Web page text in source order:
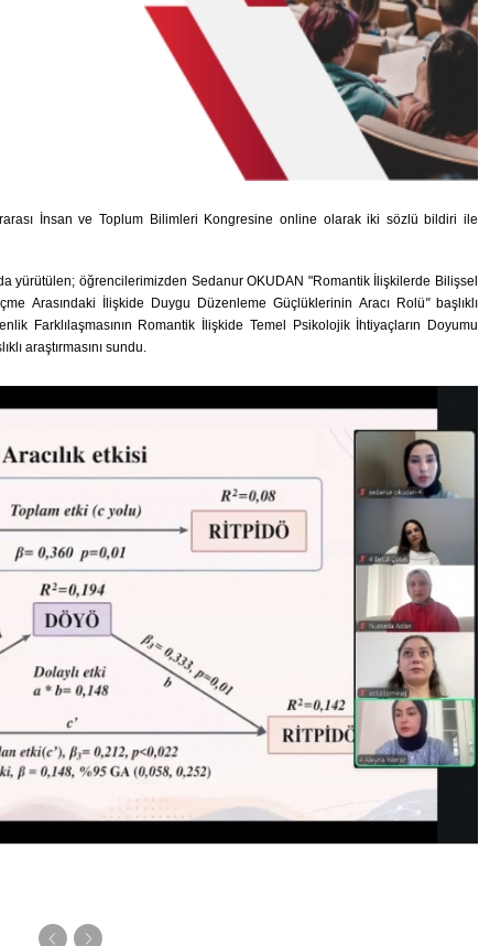
İnsan ve Toplum Bilimleri Kongresine online olarak iki sözlü bildiri ile
yürütülen; öğrencilerimizden Sedanur OKUDAN "Romantik İlişkilerde Bilişsel
Arasındaki İlişkide Duygu Düzenleme Güçlüklerinin Aracı Rolü" başlıklı
Farklılaşmasının Romantik İlişkide Temel Psikolojik İhtiyaçların Doyumu
araştırmasını sundu.